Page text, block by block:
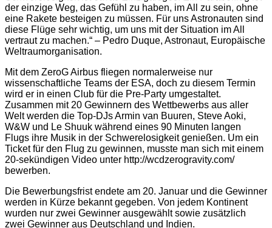
der einzige Weg, das Gefühl zu haben, im All zu sein, ohne
eine Rakete besteigen zu müssen. Für uns Astronauten sind
diese Flüge sehr wichtig, um uns mit der Situation im All
vertraut zu machen.“ – Pedro Duque, Astronaut, Europäische
Weltraumorganisation.
Mit dem ZeroG Airbus fliegen normalerweise nur
wissenschaftliche Teams der ESA, doch zu diesem Termin
wird er in einen Club für die Pre-Party umgestaltet.
Zusammen mit 20 Gewinnern des Wettbewerbs aus aller
Welt werden die Top-DJs Armin van Buuren, Steve Aoki,
W&W und Le Shuuk während eines 90 Minuten langen
Flugs ihre Musik in der Schwerelosigkeit genießen. Um ein
Ticket für den Flug zu gewinnen, musste man sich mit einem
20-sekündigen Video unter http://wcdzerogravity.com/
bewerben.
Die Bewerbungsfrist endete am 20. Januar und die Gewinner
werden in Kürze bekannt gegeben. Von jedem Kontinent
wurden nur zwei Gewinner ausgewählt sowie zusätzlich
zwei Gewinner aus Deutschland und Indien.